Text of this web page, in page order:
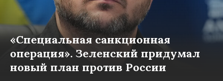
«Специальная санкционная
операция». Зеленский придумал
новый план против России